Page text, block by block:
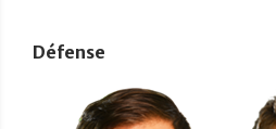
Défense